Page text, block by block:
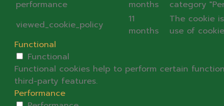
performance
months
category
viewed_cookie_policy
11
months
The cookie
use of
Functional
Functional
Functional cookies help to perform certain
third-party features.
Performance